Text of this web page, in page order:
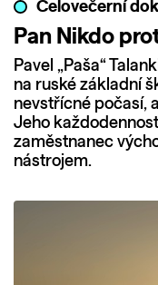
Celovečerní
Pan Nikdo
Pavel „Paša“
na ruské základní
nevstřícné počasí,
Jeho
zaměstnanec
nástrojem.